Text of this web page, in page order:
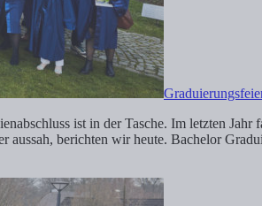
ist in der Tasche. Im letzten
aussah, berichten wir heute. Bachelor